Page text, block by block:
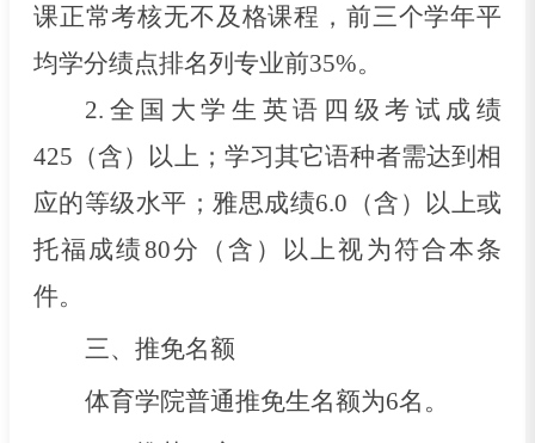
课正常考核无不及格课程，前三个学年平
均学分绩点排名列专业前35%。
2.全国大学生英语四级考试成绩
425（含）以上；学习其它语种者需达到相
应的等级水平；雅思成绩6.0（含）以上或
托福成绩80分（含）以上视为符合本条
件。
三、推免名额
体育学院普通推免生名额为6名。